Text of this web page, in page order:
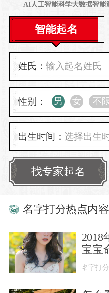
AI人工智能科学大数据智能
度，使名字乎合现代人审美
母、声调、谐音），好写
（汉字字义、名字喻义），
心理学暗示等多维度智能姓
在线免费起名字、
智能起名
姓氏：
性别： 男 女 不限
出生时间：
找专家起名
名字打分热点内容
2018
宝宝
名字打分